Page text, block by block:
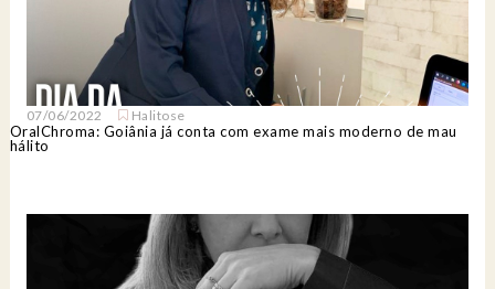
07/06/2022 Halitose
OralChroma: Goiânia já conta com exame mais moderno de mau
hálito